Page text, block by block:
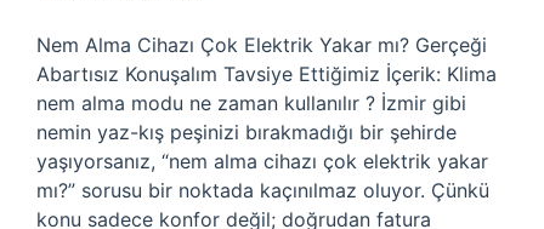
Nem Alma Cihazı Çok Elektrik Yakar mı? Gerçeği
Abartısız Konuşalım Tavsiye Ettiğimiz İçerik: Klima
nem alma modu ne zaman kullanılır ? İzmir gibi
nemin yaz-kış peşinizi bırakmadığı bir şehirde
yaşıyorsanız, “nem alma cihazı çok elektrik yakar
mı?” sorusu bir noktada kaçınılmaz oluyor. Çünkü
konu sadece konfor değil; doğrudan fatura